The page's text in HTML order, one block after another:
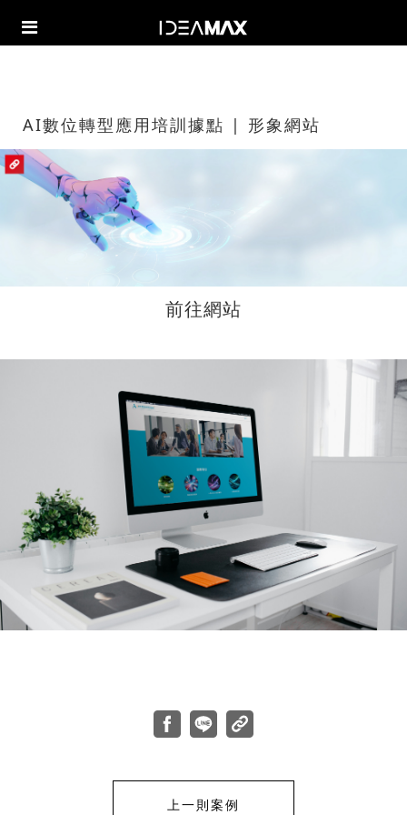
AI數位轉型應用培訓據點 | 形象網站
前往網站
上一則案例